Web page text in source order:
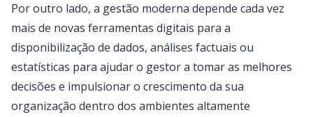
Por outro lado, a gestão moderna depende cada vez
mais de novas ferramentas digitais para a
disponibilização de dados, análises factuais ou
estatísticas para ajudar o gestor a tomar as melhores
decisões e impulsionar o crescimento da sua
organização dentro dos ambientes altamente